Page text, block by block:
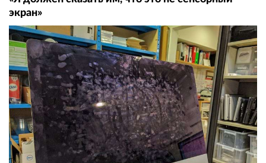
экран»